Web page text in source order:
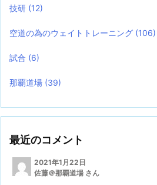
技研 (12)
空道の為のウェイトトレーニング (106)
試合 (6)
那覇道場 (39)
最近のコメント
2021年1月22日
佐藤＠那覇道場 さん